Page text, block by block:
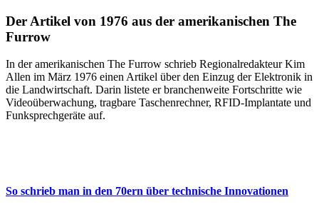
Der Artikel von 1976 aus der ameri­ka­ni­schen The
Furrow
In der ameri­ka­ni­schen The Furrow schrieb Regio­nal­re­dak­teur Kim
Allen im März 1976 einen Artikel über den Einzug der Elek­tronik in
die Land­wirt­schaft. Darin listete er bran­chen­weite Fort­schritte wie
Video­über­wa­chung, trag­bare Taschen­rechner, RFID-Implan­tate und
Funk­sprech­ge­räte auf.
So schrieb man in den 70ern über tech­ni­sche Inno­va­tionen